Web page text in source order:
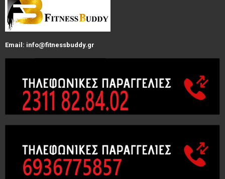
Email: info@fitnessbuddy.gr